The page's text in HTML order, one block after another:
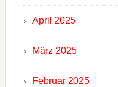
April 2025
März 2025
Februar 2025